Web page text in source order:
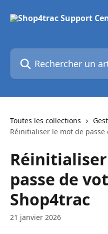
Rechercher un article...
Toutes les collections
Réinitialiser le mot de
passe de
Shop4trac
21 janvier 2026